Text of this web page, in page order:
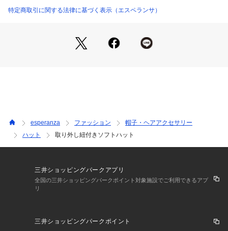
若干製品と画像のカラーが異なる場合もございます。
特定商取引に関する法律に基づく表示（エスペランサ）
esperanza ファッション
帽子・ヘアアクセサリー
ハット
取り外し紐付きソフトハット
三井ショッピングパークアプリ
全国の三井ショッピングパークポイント対象施設でご利用できるアプ
リ
三井ショッピングパークポイント